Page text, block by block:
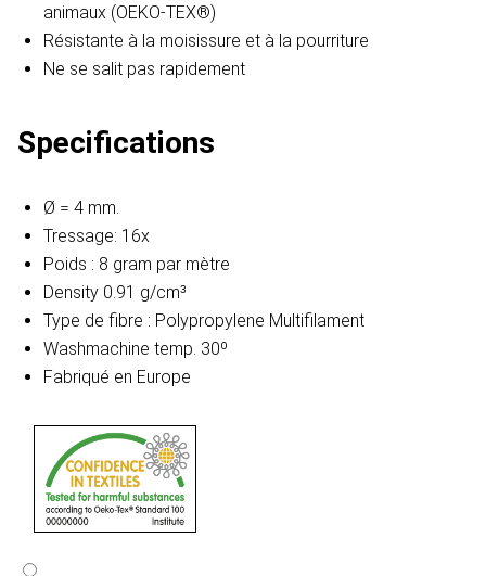
animaux (OEKO-TEX®)
Résistante à la moisissure et à la pourriture
Ne se salit pas rapidement
Specifications
Ø = 4 mm.
Tressage: 16x
Poids : 8 gram par mètre
Density 0.91 g/cm³
Type de fibre : Polypropylene Multifilament
Washmachine temp. 30º
Fabriqué en Europe